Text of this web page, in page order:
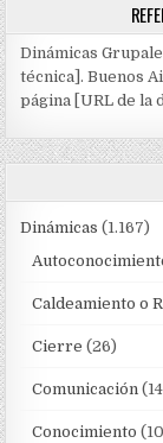
Dinámicas
técnica]. Buenos
página [URL de la
Dinámicas (1.167)
Caldeamiento o
Cierre (26)
Comunicación
Conocimiento